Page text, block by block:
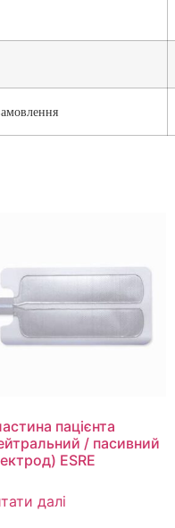
пацієнта
/ пасивний
ESRE
далі